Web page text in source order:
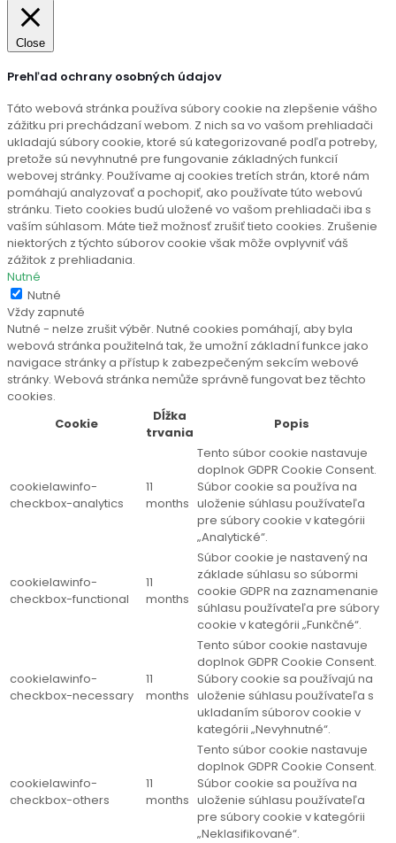
Close
Prehľad ochrany osobných údajov
Táto webová stránka používa súbory cookie na zlepšenie vášho
zážitku pri prechádzaní webom. Z nich sa vo vašom prehliadači
ukladajú súbory cookie, ktoré sú kategorizované podľa potreby,
pretože sú nevyhnutné pre fungovanie základných funkcií
webovej stránky. Používame aj cookies tretích strán, ktoré nám
pomáhajú analyzovať a pochopiť, ako používate túto webovú
stránku. Tieto cookies budú uložené vo vašom prehliadači iba s
vaším súhlasom. Máte tiež možnosť zrušiť tieto cookies. Zrušenie
niektorých z týchto súborov cookie však môže ovplyvniť váš
zážitok z prehliadania.
Nutné
Nutné
Vždy zapnuté
Nutné - nelze zrušit výběr. Nutné cookies pomáhají, aby byla
webová stránka použitelná tak, že umožní základní funkce jako
navigace stránky a přístup k zabezpečeným sekcím webové
stránky. Webová stránka nemůže správně fungovat bez těchto
cookies.
Cookie
Dĺžka
trvania
Popis
cookielawinfo-
checkbox-analytics
11
months
Tento súbor cookie nastavuje
doplnok GDPR Cookie Consent.
Súbor cookie sa používa na
uloženie súhlasu používateľa
pre súbory cookie v kategórii
„Analytické“.
cookielawinfo-
checkbox-functional
11
months
Súbor cookie je nastavený na
základe súhlasu so súbormi
cookie GDPR na zaznamenanie
súhlasu používateľa pre súbory
cookie v kategórii „Funkčné“.
cookielawinfo-
checkbox-necessary
11
months
Tento súbor cookie nastavuje
doplnok GDPR Cookie Consent.
Súbory cookie sa používajú na
uloženie súhlasu používateľa s
ukladaním súborov cookie v
kategórii „Nevyhnutné“.
cookielawinfo-
checkbox-others
11
months
Tento súbor cookie nastavuje
doplnok GDPR Cookie Consent.
Súbor cookie sa používa na
uloženie súhlasu používateľa
pre súbory cookie v kategórii
„Neklasifikované“.